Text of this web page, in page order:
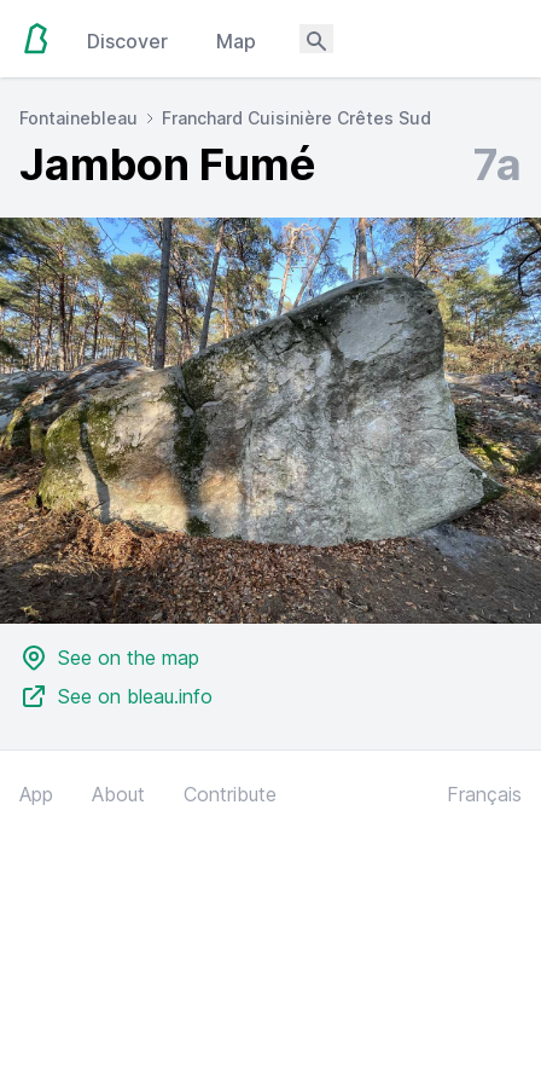
Discover Map
Fontainebleau Franchard Cuisinière Crêtes Sud
Jambon Fumé 7a
See on the map
See on bleau.info
App About Contribute Français